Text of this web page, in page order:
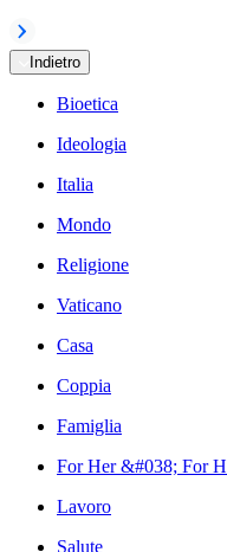
Indietro
Bioetica
Ideologia
Italia
Mondo
Religione
Vaticano
Casa
Coppia
Famiglia
For Her &#038; For
Lavoro
Salute